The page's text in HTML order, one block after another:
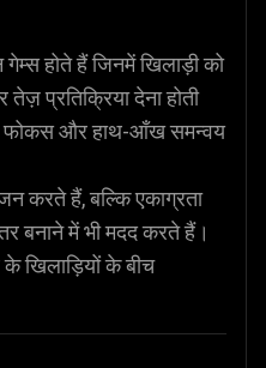
होते हैं जिनमें खिलाड़ी को
प्रतिक्रिया देना होती
फोकस और हाथ-आँख समन्वय
करते हैं, बल्कि एकाग्रता
बनाने में भी मदद करते हैं।
खिलाड़ियों के बीच